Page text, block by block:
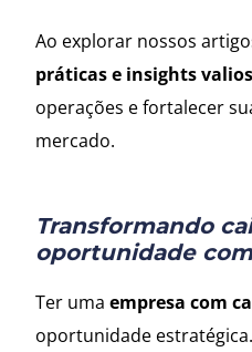
Ao explorar nossos
práticas e insights
operações e fortalecer
mercado.
Transformando
oportunidade com
Ter uma empresa com
oportunidade estratégica.